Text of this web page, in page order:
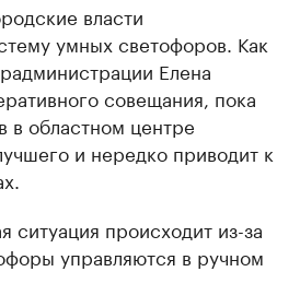
власти
умных светофоров. Как
Елена
совещания, пока
в областном центре
и нередко приводит к
ситуация происходит из-за
управляются в ручном